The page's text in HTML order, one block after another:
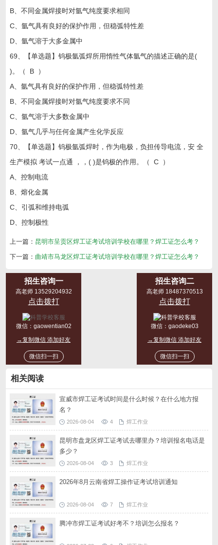
B、不同金属焊接时对氩气纯度要求相同
C、氩气具有良好的保护作用，但稳弧特性差
D、氩气溶于大多金属中
69、【单选题】钨极氩弧焊所用惰性气体氩气的描述正确的是(
)。（ B ）
A、氩气具有良好的保护作用，但稳弧特性差
B、不同金属焊接时对氩气纯度要求不同
C、氩气溶于大多数金属中
D、氩气几乎与任何金属产生化学反应
70、【单选题】钨极氩弧焊时，作为电极，负担传导电流，安 全
生产模拟 考试一点通 ，，( )是钨极的作用。（ C ）
A、控制电流
B、熔化金属
C、引弧和维持电弧
D、控制极性
上一篇： 昆明市呈贡区焊工证考试培训学校在哪里？焊工证怎么考？
下一篇： 曲靖市马龙区焊工证考试培训学校在哪里？焊工证怎么考？
招生咨询一
高老师 13529204932
点击拨打
微信： gaowentian02
→复制微信 添加好友
微信扫一扫
招生咨询二
高老师 18487370513
点击拨打
微信： gaodeke03
→复制微信 添加好友
微信扫一扫
相关阅读
宣威市焊工证考试时间是什么时候？在什么地方报
名？
2026-08-04 4 焊工作业
昆明市盘龙区焊工证考试去哪里办？培训报名电话是
多少？
2026-08-04 3 焊工作业
2026年8月云南省焊工操作证考试培训通知
2026-08-04 7 焊工作业
腾冲市焊工证考试好考不？培训怎么报名？